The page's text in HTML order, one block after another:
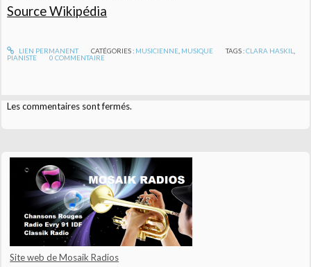
Source Wikipédia
LIEN PERMANENT CATÉGORIES : MUSICIENNE, MUSIQUE TAGS :CLARA HASKIL
PIANISTE
0 COMMENTAIRE
Les commentaires sont fermés.
Site web de Mosaik Radios